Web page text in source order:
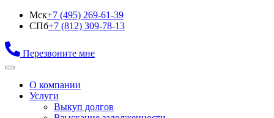
Мск+7 (495) 269-61-39
СПб+7 (812) 309-78-13
Перезвоните мне
О компании
Услуги
Выкуп долгов